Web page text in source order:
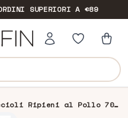
SUPERIORI A €89
Oasy Biscotti per Cuccioli Ripieni al Pollo 70 g